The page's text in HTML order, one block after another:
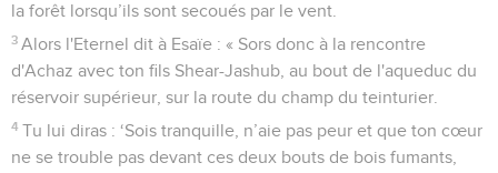
la forêt lorsqu’ils sont secoués par le vent.
3 Alors l'Eternel dit à Esaïe : « Sors donc à la rencontre
d'Achaz avec ton fils Shear-Jashub, au bout de l'aqueduc du
réservoir supérieur, sur la route du champ du teinturier.
4 Tu lui diras : ‘Sois tranquille, n’aie pas peur et que ton cœur
ne se trouble pas devant ces deux bouts de bois fumants,